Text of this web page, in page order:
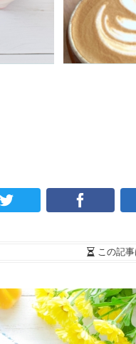
この記事